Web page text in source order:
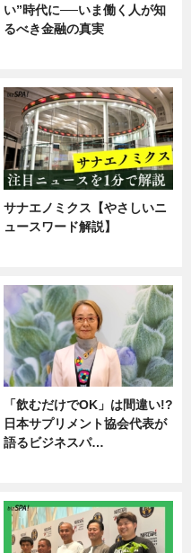
い”時代に──いま働く人が知
るべき金融の真実
サナエノミクス【やさしいニ
ュースワード解説】
「飲むだけでOK」は間違い!?
日本サプリメント協会代表が
語るビジネスパ…